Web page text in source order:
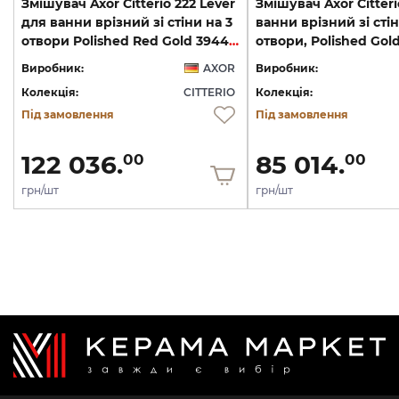
Змішувач Axor Citterio 222 Lever
для ванни врізний зі стіни на 3
отвори Polished Red Gold 39448300
Виробник:
AXOR
Колекція:
CITTERIO
Під замовлення
122 036.00
грн/шт
Змішувач Axor
ванни врізний зі
Виробник:
Колекція:
Під замовлення
85 014.00
грн/шт